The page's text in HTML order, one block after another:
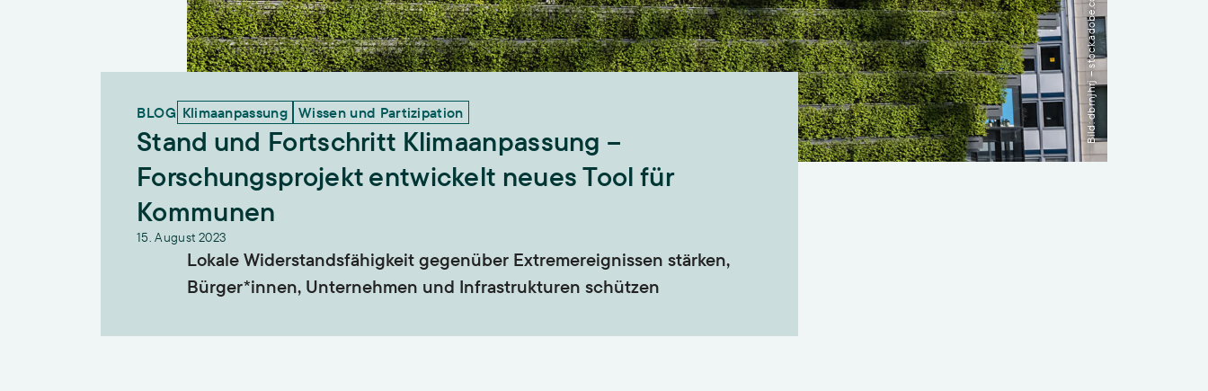
Biodiversität Klimaanpassung
Mobilität
Schadstoffrisiken Suffizienz
Wissen und Partizipation
Transdisziplinarität
Lehre
Hochschullehre und
Nachwuchsgruppe regulate
Bild: dbrnjhrj – stock.adobe.com
BLOG Klimaanpassung Wissen und Partizipation
Stand und Fortschritt Klimaanpassung –
Forschungsprojekt entwickelt neues Tool für
Kommunen
15. August 2023
Lokale Widerstandsfähigkeit gegenüber Extremereignissen stärken,
Bürger*innen, Unternehmen und Infrastrukturen schützen